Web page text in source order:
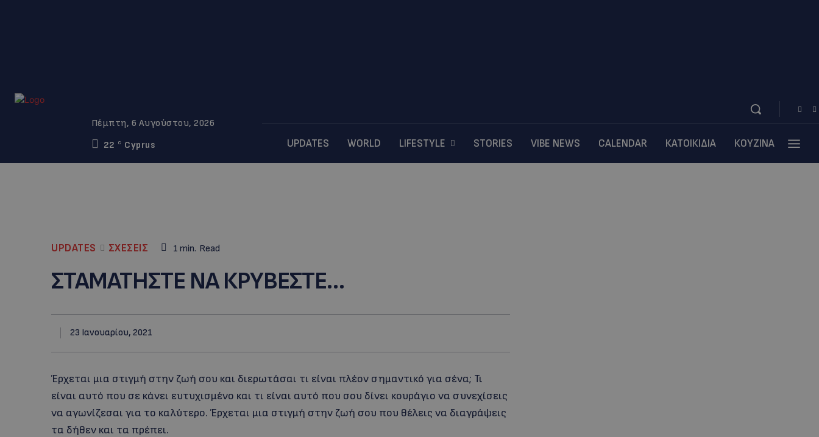
Πέμπτη, 6 Αυγούστου, 2026
22
C Cyprus UPDATES WORLD LIFESTYLE STORIES VIBE NEWS CALENDAR ΚΑΤΟΙΚΙΔΙΑ ΚΟΥΖΙΝΑ
UPDATES ΣΧΕΣΕΙΣ 1 min. Read
ΣΤΑΜΑΤΗΣΤΕ ΝΑ ΚΡΥΒΕΣΤΕ…
23 Ιανουαρίου, 2021
Έρχεται μια στιγμή στην ζωή σου και διερωτάσαι τι είναι πλέον σημαντικό για σένα; Τι
είναι αυτό που σε κάνει ευτυχισμένο και τι είναι αυτό που σου δίνει κουράγιο να συνεχίσεις
να αγωνίζεσαι για το καλύτερο. Έρχεται μια στιγμή στην ζωή σου που θέλεις να διαγράψεις
τα δήθεν και τα πρέπει.